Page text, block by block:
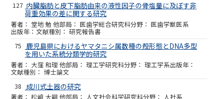
127 内臓脂肪と皮下脂肪由来の液性因子の骨塩量に及ぼす非
荷重効果の差に関する研究
堂地 勉 他 医歯学総合研究科 医歯学獣医系
研究報告書
75
鹿児島県におけるヤマタニシ属数種の殻形態とDNA多型
を用いた系統分類学的研究
大窪 和理 他 理工学研究科 理工学系
博士論文
38
成川式土器の研究
松﨑 大嗣 他 人文社会科学研究科 人社系